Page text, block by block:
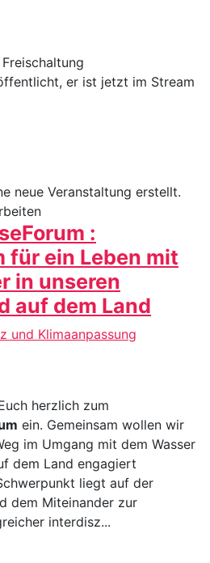
er ist jetzt im Stream
neue Veranstaltung erstellt.
:
für ein Leben mit
in unseren
auf dem Land
und Klimaanpassung
herzlich zum
ein. Gemeinsam wollen wir
im Umgang mit dem Wasser
dem Land engagiert
liegt auf der
dem Miteinander zur
interdisz...